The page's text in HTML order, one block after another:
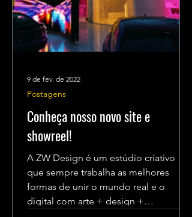
Conheça nosso novo site e
showreel!
A ZW Design é um estúdio criativo
que sempre trabalha as melhores
formas de unir o mundo real e o
digital com arte + design +
Postagens
9 de fev. de 2022